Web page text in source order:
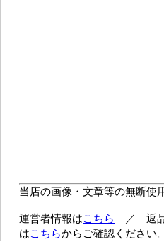
当店の画像・文章等の無断使
運営者情報はこちら ／ 返品
はこちらからご確認ください。